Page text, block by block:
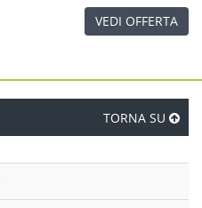
VEDI OFFERTA
TORNA SU